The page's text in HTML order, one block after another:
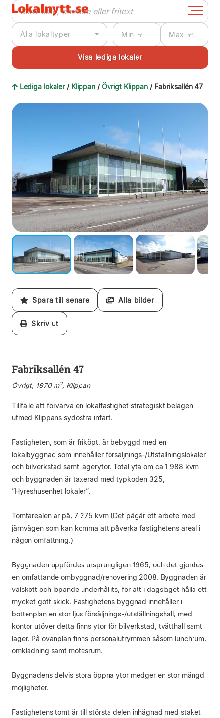
Alla lokaltyper
Lediga lokaler / Klippan /Övrigt Klippan / Fabriksallén 47
Spara till senare Alla bilder
Skriv ut
Fabriksallén 47
Övrigt, 1970 m2, Klippan
Tillfälle att förvärva en lokalfastighet strategiskt belägen
utmed Klippans sydöstra infart.
Fastigheten, som är friköpt, är bebyggd med en
lokalbyggnad som innehåller försäljnings-/Utställningslokaler
och bilverkstad samt lagerytor. Total yta om ca 1 988 kvm
och byggnaden är taxerad med typkoden 325,
”Hyreshusenhet lokaler”.
Tomtarealen är på, 7 275 kvm (Det pågår ett arbete med
järnvägen som kan komma att påverka fastighetens areal i
någon omfattning.)
Byggnaden uppfördes ursprungligen 1965, och det gjordes
en omfattande ombyggnad/renovering 2008. Byggnaden är
välskött och löpande underhållits, för att i dagsläget hålla ett
mycket gott skick. Fastighetens byggnad innehåller i
bottenplan en stor ljus försäljnings-/utställningshall, med
kontor utöver detta finns ytor för bilverkstad, tvätthall samt
lager. På ovanplan finns personalutrymmen såsom lunchrum,
omklädning samt mötesrum.
Byggnadens delvis stora öppna ytor medger en stor mängd
möjligheter.
Fastighetens tomt är till största delen inhägnad med staket